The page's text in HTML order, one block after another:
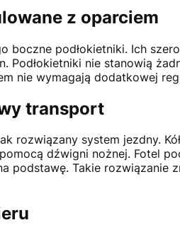
z oparciem
podłokietniki. Ich
nie stanowią
nie wymagają dodatkowej
transport
rozwiązany system jezdny.
dźwigni nożnej. Fotel
podstawę. Takie